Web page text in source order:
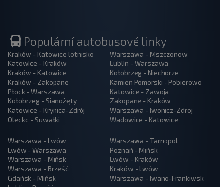
Populární autobusové linky
Kraków - Katowice lotnisko
Katowice - Kraków
Kraków - Katowice
Kraków - Zakopane
Płock - Warszawa
Kołobrzeg - Sianożęty
Katowice - Krynica-Zdrój
Olecko - Suwałki
Warszawa - Mszczonow
Lublin - Warszawa
Kołobrzeg - Niechorze
Kamien Pomorski - Pobierowo
Katowice - Zawoja
Zakopane - Kraków
Warszawa - Iwonicz-Zdroj
Wadowice - Katowice
Warszawa - Lwów
Lwów - Warszawa
Warszawa - Mińsk
Warszawa - Brześć
Gdańsk - Mińsk
Warszawa - Tarnopol
Poznań - Mińsk
Lwów - Kraków
Kraków - Lwów
Warszawa - Iwano-Frankiwsk